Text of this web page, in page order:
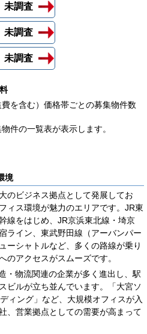
未調査
未調査
未調査
を含む）価格帯ごとの募集物件数
件の一覧表が表示します。
境
のビジネス拠点として発展してお
ィス環境が魅力のエリアです。JR東
線をはじめ、JR京浜東北線・埼京
ライン、東武野田線（アーバンパー
ーシャトルなど、多くの路線が乗り
のアクセスがスムーズです。
・物流関連の企業が多く進出し、駅
ビルが立ち並んでいます。「大宮ソ
ィング」など、大規模オフィスが入
、営業拠点としての需要が高まって